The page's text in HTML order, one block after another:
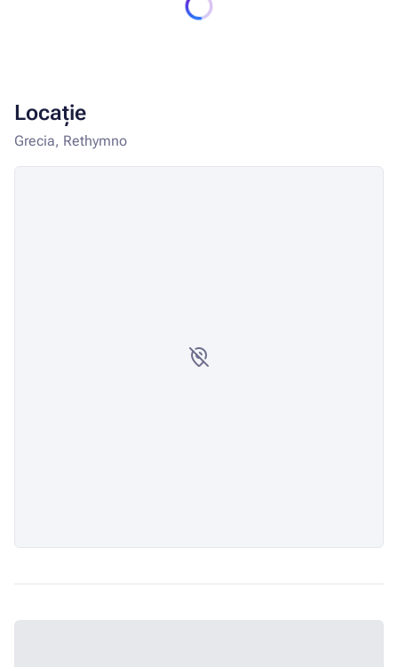
Locație
Grecia, Rethymno